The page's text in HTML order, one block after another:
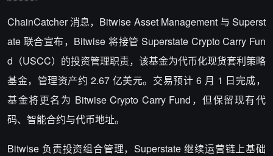
ChainCatcher 消息，Bitwise Asset Management 与 Superst
ate 联合宣布，Bitwise 将接管 Superstate Crypto Carry Fun
d（USCC）的投资管理职责，该基金为代币化现货套利策略
基金，管理资产约 2.67 亿美元。交易预计 6 月 1 日完成，
基金将更名为 Bitwise Crypto Carry Fund，但保留现有代
码、智能合约与代币地址。
Bitwise 负责投资组合管理，Superstate 继续运营链上基础